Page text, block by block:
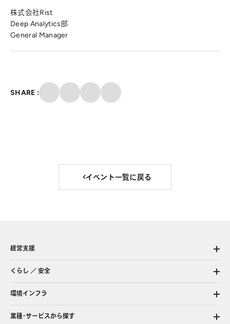
株式会社Rist
Deep Analytics部
General Manager
SHARE : Facebook
メール
イベント一覧に戻る
経営支援
くらし ／ 安全
環境インフラ
業種・サービスから探す